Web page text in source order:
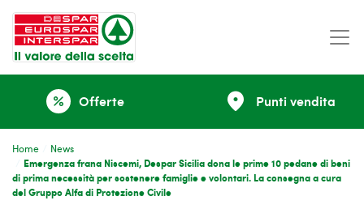
percent Offerte place Punti vendita
Home News
Emergenza frana Niscemi, Despar Sicilia dona le prime 10 pedane di beni
di prima necessità per sostenere famiglie e volontari. La consegna a cura
del Gruppo Alfa di Protezione Civile